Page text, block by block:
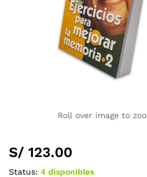
Roll over image to
S/ 123.00
Status: 4 disponibles